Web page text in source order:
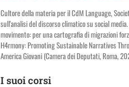
Cultore della materia per il CdM Language,
sull'analisi del discorso climatico su social
movimento: per una cartografia di migrazioni
H4rmony: Promoting Sustainable Narratives
America Giovani (Camera dei Deputati, Roma,
I suoi corsi